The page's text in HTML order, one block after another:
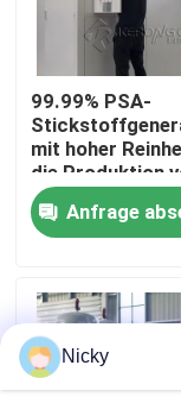
Kontakt mit uns
Neuigkeiten
Bitte um ein
PSA-
Hoher
99.99% PSA-
mit hoher
die Produktion
Klimaanlagen
Anfrage
Nicky